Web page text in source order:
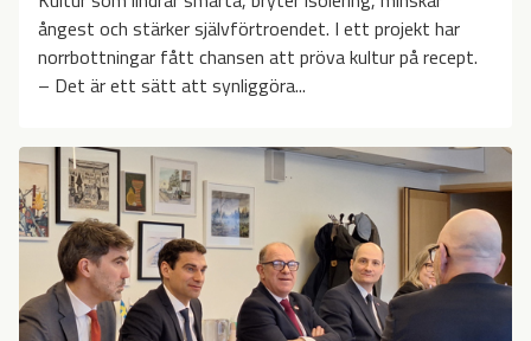
ångest och stärker självförtroendet. I ett projekt har
norrbottningar fått chansen att pröva kultur på recept.
– Det är ett sätt att synliggöra...